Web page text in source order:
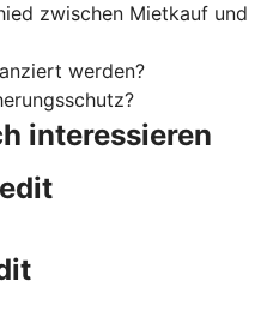
zwischen Mietkauf und
werden?
interessieren